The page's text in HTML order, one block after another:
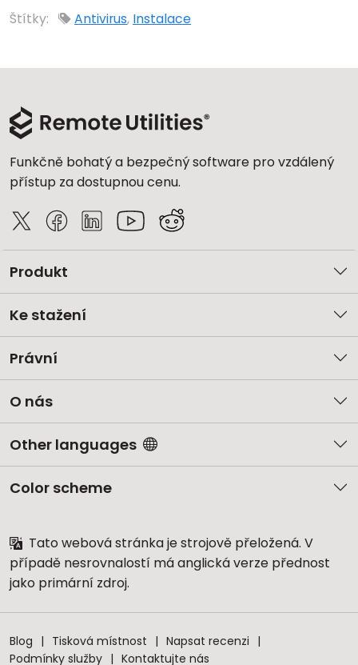
Štítky: Antivirus, Instalace
Funkčně bohatý a bezpečný software pro vzdálený
přístup za dostupnou cenu.
Produkt
Ke stažení
Právní
O nás
Other languages
Color scheme
Tato webová stránka je strojově přeložená. V
případě nesrovnalostí má anglická verze přednost
jako primární zdroj.
Blog Tisková místnost
Napsat recenzi
Podmínky služby
Kontaktujte nás